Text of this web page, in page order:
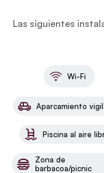
Las siguientes
Wi-Fi
Aparcamiento
Piscina al aire
Zona de
barbacoa/picnic